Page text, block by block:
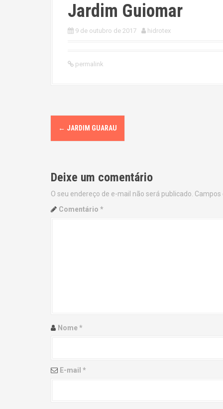
Jardim Guiomar
9 de outubro de 2017 hidrotex
permalink
P
o
t
n
n
← JARDIM GUARAU
Deixe um comentário
O seu endereço de e-mail não será publicado.
Comentário *
Nome*
E-mail *